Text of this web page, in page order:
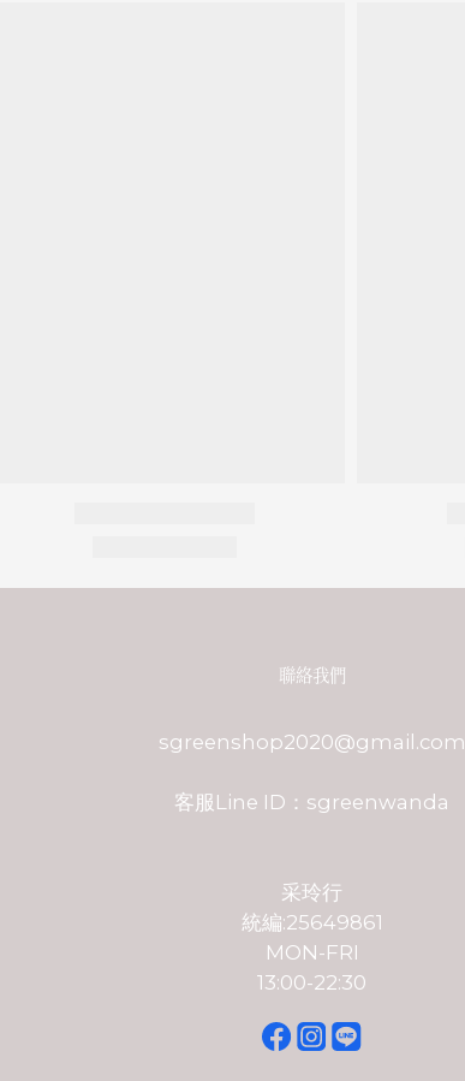
聯絡我們
sgreenshop2020@gmail.com
客服Line ID：sgreenwanda
采玲行
統編:25649861
MON-FRI
13:00-22:30